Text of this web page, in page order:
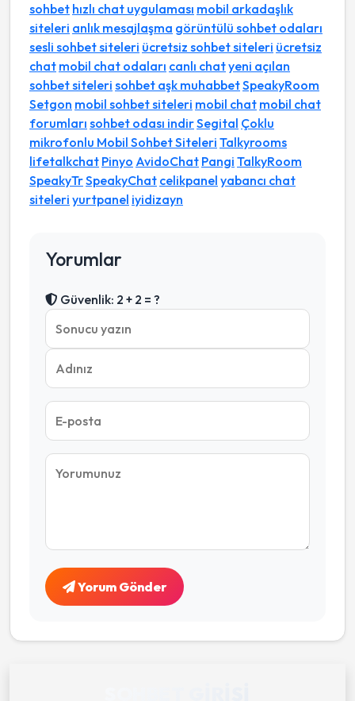
sohbet hızlı chat uygulaması mobil arkadaşlık
siteleri anlık mesajlaşma görüntülü sohbet odaları
sesli sohbet siteleri ücretsiz sohbet siteleri ücretsiz
chat mobil chat odaları canlı chatyeni açılan
sohbet siteleri sohbet aşk muhabbetSpeakyRoom
Setgon mobil sohbet siteleri mobil chat mobil chat
forumları sohbet odası indirSegital Çoklu
mikrofonlu Mobil Sohbet Siteleri Talkyrooms
lifetalkchat Pinyo AvidoChat Pangi TalkyRoom
SpeakyTrSpeakyChat celikpanel yabancı chat
siteleri yurtpanel iyidizayn
Yorumlar
Güvenlik: 2 + 2 = ?
Yorum Gönder